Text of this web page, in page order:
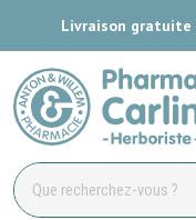
Livraison gratuite